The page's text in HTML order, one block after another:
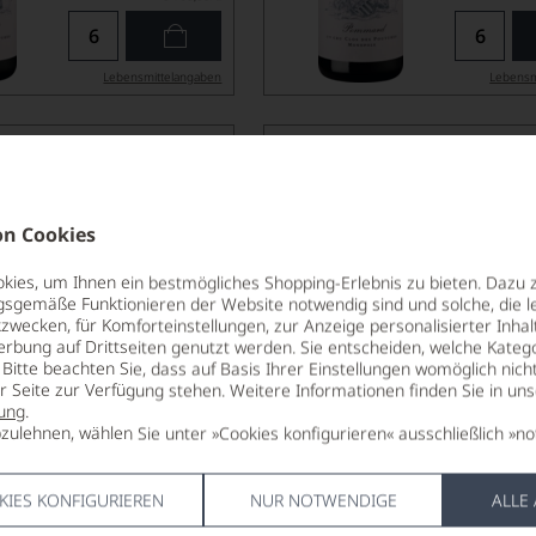
Cookies
um Ihnen ein bestmögliches Shopping-Erlebnis zu bieten. Dazu
Funktionieren der Website notwendig sind und solche, die
für Komforteinstellungen, zur Anzeige personalisierter
auf Drittseiten genutzt werden. Sie entscheiden, welche
beachten Sie, dass auf Basis Ihrer Einstellungen womöglich
Seite zur Verfügung stehen. Weitere Informationen finden Sie in
.
wählen Sie unter »Cookies konfigurieren« ausschließlich
KONFIGURIEREN NUR NOTWENDIGE ALLE
Lebensmittel­angaben
Les
verfügbar
€134,90
pro Flasche (0.75l),
€ 179,87
€
pro